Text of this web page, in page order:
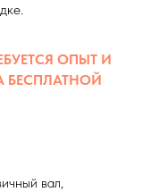
ОПЫТ И
БЕСПЛАТНОЙ
вал,